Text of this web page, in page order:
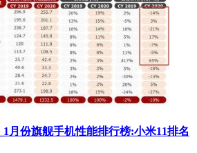
月份旗舰手机性能排行榜:小米11排名